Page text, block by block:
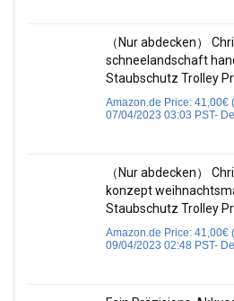
（Nur abdecken）
schneelandschaft
Staubschutz Trolley
Amazon.de Price: 41,00€
07/04/2023 03:03 PST-
（Nur abdecken）
konzept
Staubschutz Trolley
Amazon.de Price: 41,00€
09/04/2023 02:48 PST-